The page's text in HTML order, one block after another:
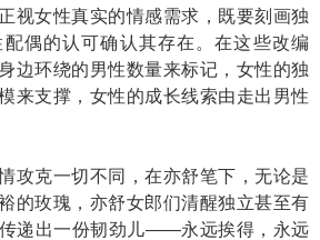
视女性真实的情感需求，既要刻画独
偶的认可确认其存在。在这些改编
边环绕的男性数量来标记，女性的独
来支撑，女性的成长线索由走出男性
克一切不同，在亦舒笔下，无论是
的玫瑰，亦舒女郎们清醒独立甚至有
递出一份韧劲儿——永远挨得，永远